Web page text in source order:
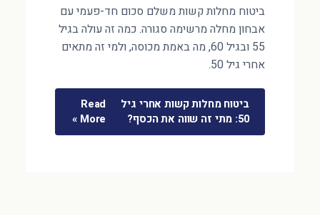
ביטוח מחלות קשות משלם סכום חד-פעמי עם
אבחון מחלה מרשימה סגורה. כמה זה עולה בגיל
55 ובגיל 60, מה באמת מכוסה, ולמי זה מתאים
אחרי גיל 50.
ביטוח מחלות קשות אחרי גיל
50: מתי זה שווה את הכסף?
Read
More »